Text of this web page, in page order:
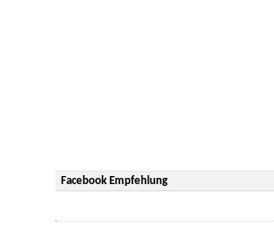
Facebook Empfehlung